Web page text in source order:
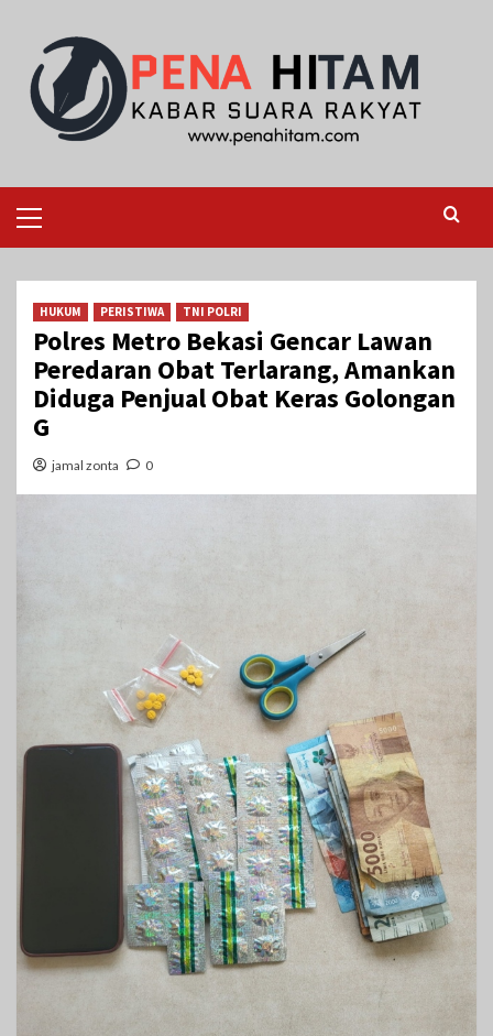
content
Menu
HUKUM PERISTIWA TNI POLRI
Polres Metro Bekasi Gencar Lawan
Peredaran Obat Terlarang, Amankan
Diduga Penjual Obat Keras Golongan
G
jamal zonta 0